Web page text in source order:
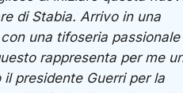
di Stabia. Arrivo in una
una tifoseria passionale
rappresenta per me
presidente Guerri per la